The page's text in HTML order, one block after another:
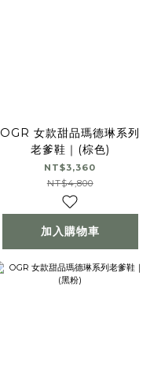
OGR 女款甜品瑪德琳系列
老爹鞋｜(棕色)
NT$3,360
NT$4,800
加入購物車